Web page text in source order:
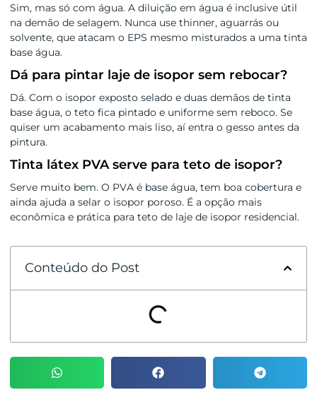
Sim, mas só com água. A diluição em água é inclusive útil
na demão de selagem. Nunca use thinner, aguarrás ou
solvente, que atacam o EPS mesmo misturados a uma tinta
base água.
Dá para pintar laje de isopor sem rebocar?
Dá. Com o isopor exposto selado e duas demãos de tinta
base água, o teto fica pintado e uniforme sem reboco. Se
quiser um acabamento mais liso, aí entra o gesso antes da
pintura.
Tinta látex PVA serve para teto de isopor?
Serve muito bem. O PVA é base água, tem boa cobertura e
ainda ajuda a selar o isopor poroso. É a opção mais
econômica e prática para teto de laje de isopor residencial.
Conteúdo do Post